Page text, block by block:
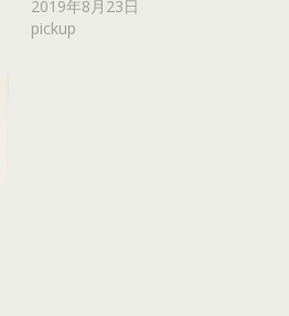
2019年8月23日
pickup